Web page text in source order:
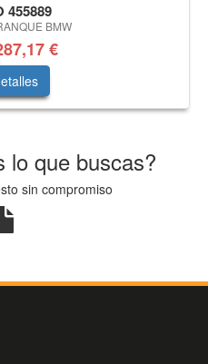
455889
BMW
€
lo que buscas?
sin compromiso